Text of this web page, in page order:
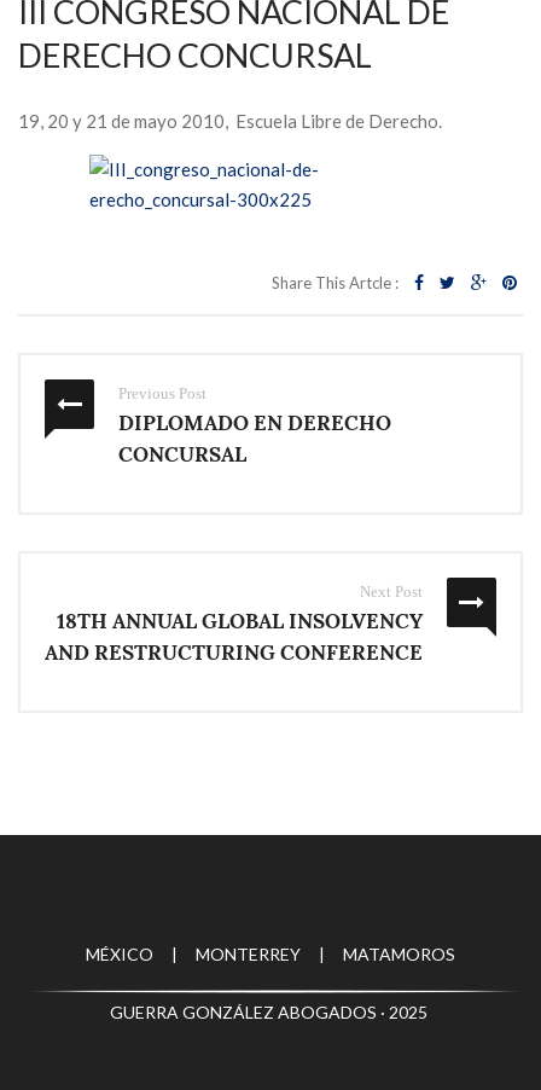
III CONGRESO NACIONAL DE
DERECHO CONCURSAL
19, 20 y 21 de mayo 2010, Escuela Libre de Derecho.
Share This Artcle :
Previous Post
DIPLOMADO EN DERECHO
CONCURSAL
Next Post
18TH ANNUAL GLOBAL INSOLVENCY
AND RESTRUCTURING CONFERENCE
MÉXICO | MONTERREY | MATAMOROS
GUERRA GONZÁLEZ ABOGADOS · 2025